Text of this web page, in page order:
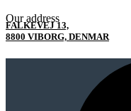
Our address
FALKEVEJ 13,
8800 VIBORG, DENMAR